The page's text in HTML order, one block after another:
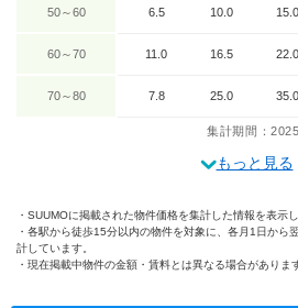
50～60 6.5 10.0 15.0
60～70 11.0 16.5 22.0
70～80 7.8 25.0 35.0
集計期間：
もっと見る
SUUMOに掲載された物件価格を集計した情報を表示し
各駅から徒歩15分以内の物件を対象に、各月1日から
計しています。
現在掲載中物件の金額・賃料とは異なる場合がありま